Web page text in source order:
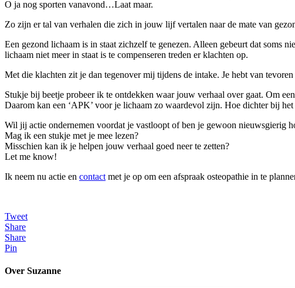
O ja nog sporten vanavond…Laat maar.
Zo zijn er tal van verhalen die zich in jouw lijf vertalen naar de mate van
Een gezond lichaam is in staat zichzelf te genezen. Alleen gebeurt dat soms
lichaam niet meer in staat is te compenseren treden er klachten op.
Met die klachten zit je dan tegenover mij tijdens de intake. Je hebt van
Stukje bij beetje probeer ik te ontdekken waar jouw verhaal over gaat. Om
Daarom kan een ‘APK’ voor je lichaam zo waardevol zijn. Hoe dichter bij
Wil jij actie ondernemen voordat je vastloopt of ben je gewoon nieuwsgierig
Mag ik een stukje met je mee lezen?
Misschien kan ik je helpen jouw verhaal goed neer te zetten?
Let me know!
Ik neem nu actie en contact met je op om een afspraak osteopathie in te
Tweet
Share
Share
Pin
Over Suzanne